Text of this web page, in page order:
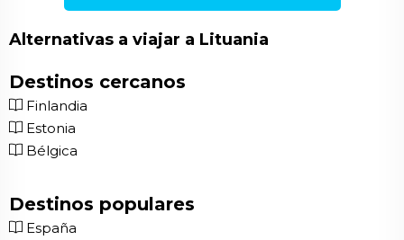
Alternativas a viajar a Lituania
Destinos cercanos
Finlandia
Estonia
Bélgica
Destinos populares
España